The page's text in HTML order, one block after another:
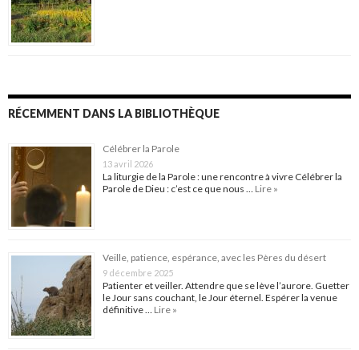
RÉCEMMENT DANS LA BIBLIOTHÈQUE
Célébrer la Parole
13 avril 2026
La liturgie de la Parole : une rencontre à vivre Célébrer la
Parole de Dieu : c’est ce que nous … Lire »
Veille, patience, espérance, avec les Pères du désert
9 décembre 2025
Patienter et veiller. Attendre que se lève l’aurore. Guetter
le Jour sans couchant, le Jour éternel. Espérer la venue
définitive … Lire »